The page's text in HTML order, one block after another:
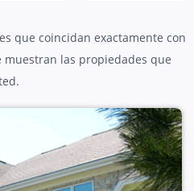
que coincidan exactamente con
las propiedades que